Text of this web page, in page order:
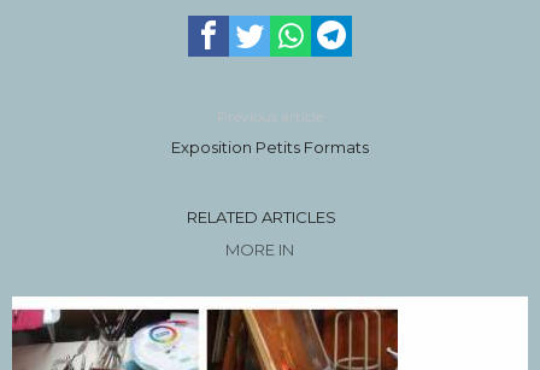
Previous article
Exposition Petits Formats
RELATED ARTICLES
MORE IN